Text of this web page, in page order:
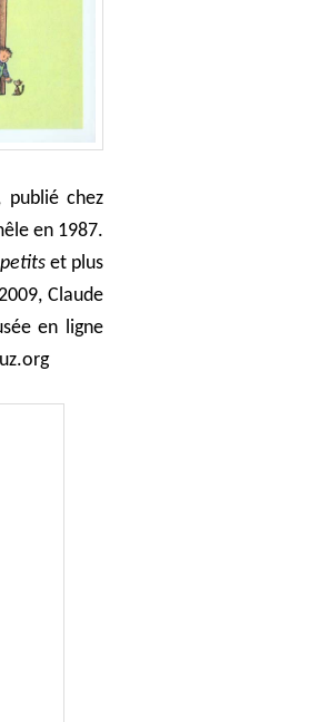
publié chez
en 1987.
et plus
Claude
en ligne